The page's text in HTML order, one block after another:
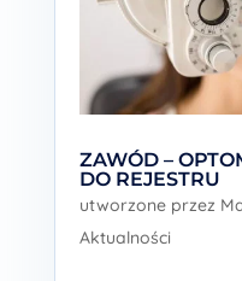
ZAWÓD –
DO REJESTRU
utworzone przez
Aktualności